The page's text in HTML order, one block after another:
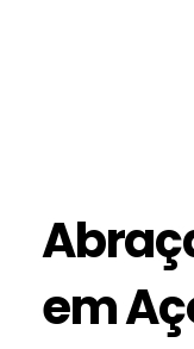
em